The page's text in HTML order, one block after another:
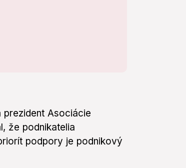
Asociácie
že podnikatelia
podpory je podnikový